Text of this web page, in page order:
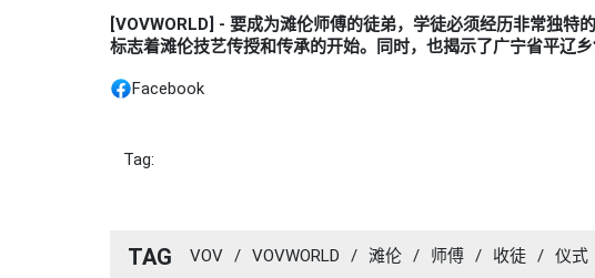
[VOVWORLD] - 要成为滩伦师傅的徒弟，学徒必须经历非常独特
标志着滩伦技艺传授和传承的开始。同时，也揭示了广宁省平辽
Facebook
Tag:
TAG VOV / VOVWORLD / 滩伦 / 师傅 / 收徒 / 仪式